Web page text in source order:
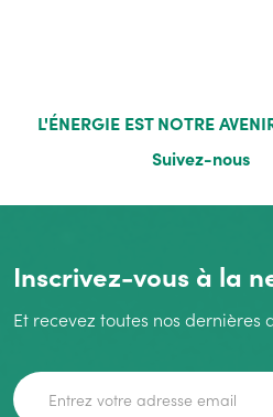
L'ÉNERGIE EST NOTRE
Suivez-nous
Inscrivez-vous à la
Et recevez toutes nos dernières
Adresse de courriel